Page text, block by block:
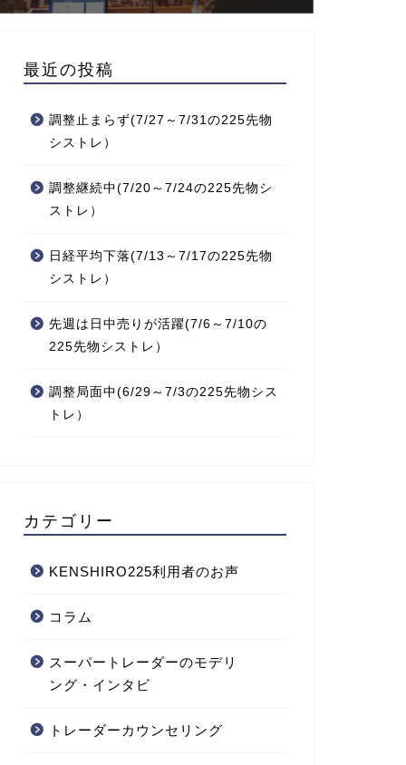
最近の投稿
調整止まらず(7/27～7/31の225先物
シストレ）
調整継続中(7/20～7/24の225先物シ
ストレ）
日経平均下落(7/13～7/17の225先物
シストレ）
先週は日中売りが活躍(7/6～7/10の
225先物シストレ）
調整局面中(6/29～7/3の225先物シス
トレ）
カテゴリー
KENSHIRO225利用者のお声
コラム
スーパートレーダーのモデリ
ング・インタビ
トレーダーカウンセリング